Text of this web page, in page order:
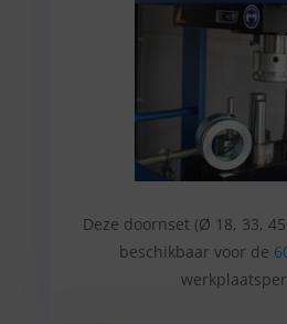
Deze doornset (Ø 18, 33,
beschikbaar voor de